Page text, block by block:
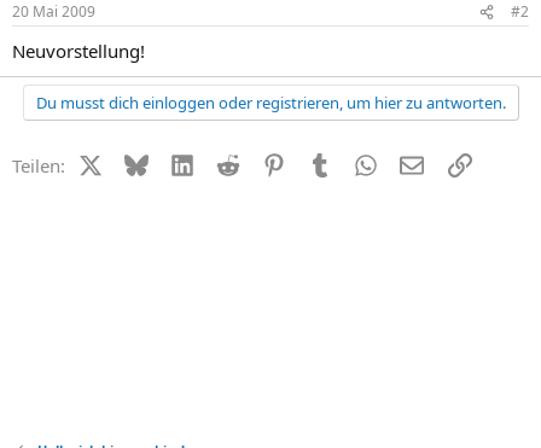
20 Mai 2009 #2
Neuvorstellung!
Du musst dich einloggen oder registrieren, um hier zu antworten.
Teilen: X (Twitter)
BlueskyLinkedIn
Reddit PinterestTumblr WhatsApp
E-MailLink